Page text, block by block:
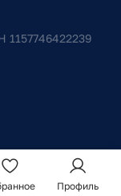
Профиль